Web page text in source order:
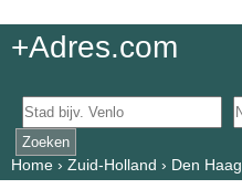
+Adres.com
Home› Zuid-Holland › Den Haag